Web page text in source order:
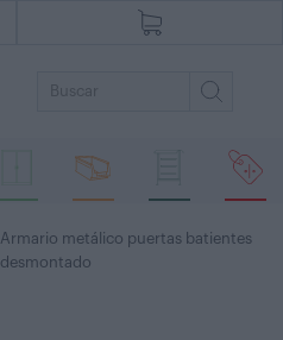
Armario metálico puertas batientes
desmontado